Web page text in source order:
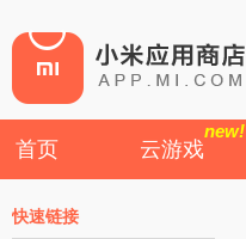
首页 云游戏
new!
快速链接